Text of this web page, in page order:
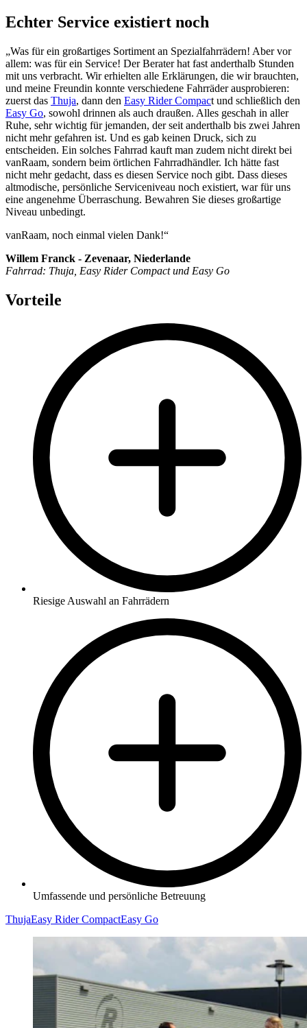
Echter Service existiert noch
„Was für ein großartiges Sortiment an Spezialfahrrädern! Aber vor
allem: was für ein Service! Der Berater hat fast anderthalb Stunden
mit uns verbracht. Wir erhielten alle Erklärungen, die wir brauchten,
und meine Freundin konnte verschiedene Fahrräder ausprobieren:
zuerst das Thuja, dann den Easy Rider Compact und schließlich den
Easy Go, sowohl drinnen als auch draußen. Alles geschah in aller
Ruhe, sehr wichtig für jemanden, der seit anderthalb bis zwei Jahren
nicht mehr gefahren ist. Und es gab keinen Druck, sich zu
entscheiden. Ein solches Fahrrad kauft man zudem nicht direkt bei
vanRaam, sondern beim örtlichen Fahrradhändler. Ich hätte fast
nicht mehr gedacht, dass es diesen Service noch gibt. Dass dieses
altmodische, persönliche Serviceniveau noch existiert, war für uns
eine angenehme Überraschung. Bewahren Sie dieses großartige
Niveau unbedingt.
vanRaam, noch einmal vielen Dank!“
Willem Franck - Zevenaar, Niederlande
Fahrrad: Thuja, Easy Rider Compact und Easy Go
Vorteile
Riesige Auswahl an Fahrrädern
Umfassende und persönliche Betreuung
ThujaEasy Rider CompactEasy Go